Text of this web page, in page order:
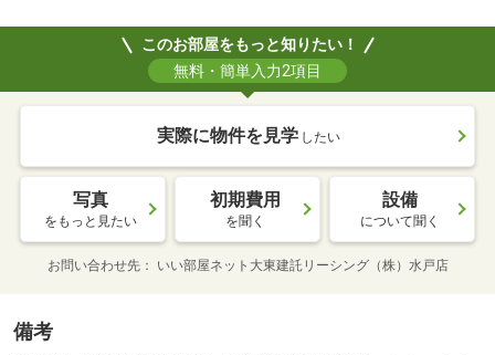
このお部屋をもっと知りたい！
無料・簡単入力2項目
実際に物件を見学 したい
写真
をもっと見たい
初期費用
を聞く
設備
について聞く
お問い合わせ先 いい部屋ネット大東建託リーシング（株）水戸店
備考